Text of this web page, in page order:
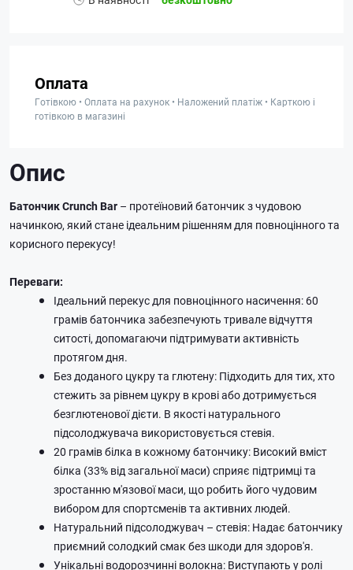
Оплата
Готівкою • Оплата на рахунок • Наложений платіж • Карткою і
готівкою в магазині
Опис
Батончик Crunch Bar – протеїновий батончик з чудовою
начинкою, який стане ідеальним рішенням для повноцінного та
корисного перекусу!
Переваги:
Ідеальний перекус для повноцінного насичення: 60
грамів батончика забезпечують тривале відчуття
ситості, допомагаючи підтримувати активність
протягом дня.
Без доданого цукру та глютену: Підходить для тих, хто
стежить за рівнем цукру в крові або дотримується
безглютенової дієти. В якості натурального
підсолоджувача використовується стевія.
20 грамів білка в кожному батончику: Високий вміст
білка (33% від загальної маси) сприяє підтримці та
зростанню м'язової маси, що робить його чудовим
вибором для спортсменів та активних людей.
Натуральний підсолоджувач – стевія: Надає батончику
приємний солодкий смак без шкоди для здоров'я.
Унікальні водорозчинні волокна: Виступають у ролі